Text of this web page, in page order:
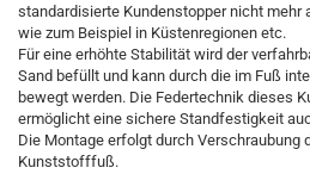
standardisierte Kundenstopper nicht mehr
wie zum Beispiel in Küstenregionen etc.
Für eine erhöhte Stabilität wird der
Sand befüllt und kann durch die im Fuß
bewegt werden. Die Federtechnik dieses
ermöglicht eine sichere Standfestigkeit
Die Montage erfolgt durch Verschraubung
Kunststofffuß.